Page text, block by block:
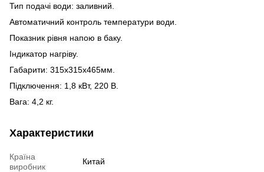
Тип подачі води: заливний.
Автоматичний контроль температури води.
Показник рівня напою в баку.
Індикатор нагріву.
Габарити: 315х315х465мм.
Підключення: 1,8 кВт, 220 В.
Вага: 4,2 кг.
Характеристики
Країна
виробник
Китай